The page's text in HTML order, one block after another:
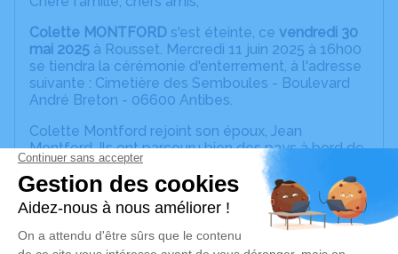
Colette MONTFORD s'est éteinte, ce vendredi 30
mai 2025 à Rousset. Mercredi 11 juin 2025 à 16h00
se tiendra la cérémonie d'enterrement, à l'adresse
suivante : Cimetière des Semboules - Boulevard
André Breton - 06600 Antibes.
Colette Montford rejoint son époux, Jean
Montford. Ils ont parcouru bien des pays à bord de
leur petit camping car. Ils continueront leur voyage
ensemble.
Elle fut une mère, la mère de Thierry Montford,
son seul fils, son fils adoré, et de son épouse Suzie
Montford, qui fut pour elle autant sa fille que Suzie